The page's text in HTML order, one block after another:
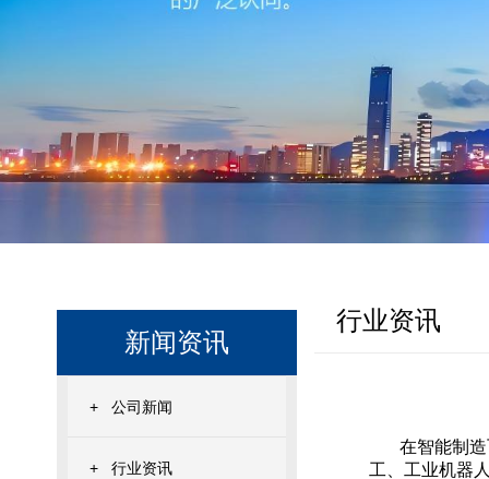
新闻资讯
+ 公司新闻
+ 行业资讯
行业资讯
在智能制
工、工业机器